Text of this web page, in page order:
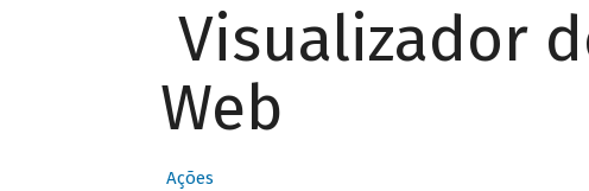
Visualizador
Web
Ações